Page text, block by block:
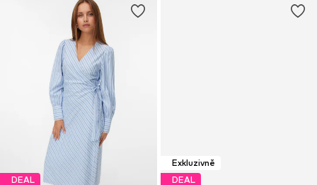
DEAL
Exkluzivně
DEAL